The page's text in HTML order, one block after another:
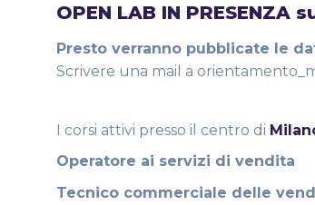
OPEN LAB IN PRESENZA
Presto verranno pubblicate le
Scrivere una mail a
I corsi attivi presso il centro di
Operatore ai servizi di vendita
Tecnico commerciale delle